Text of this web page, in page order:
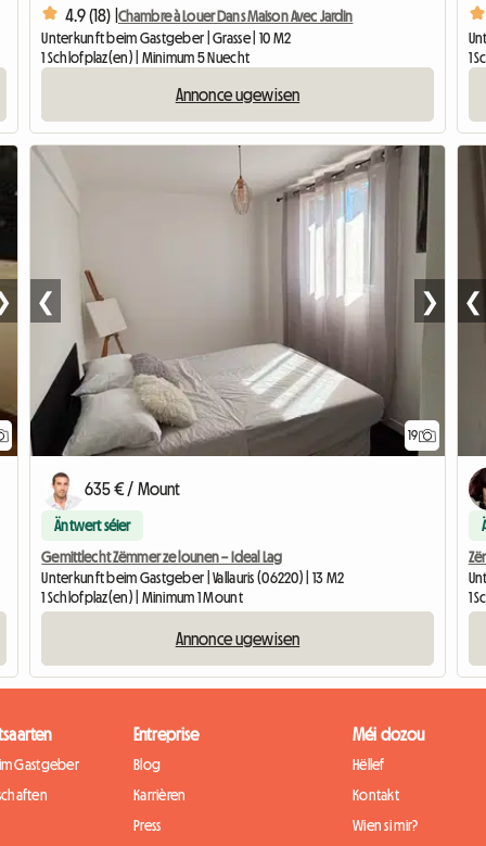
4.9 (18) | Chambre à Louer Dans Maison Avec Jardin
Unterkunft beim Gastgeber | Grasse | 10 M2
1 Schlofplaz(en) | Minimum 5 Nuecht
Annonce ugewisen
1
19
❮ ❯
635 € / Mount
Äntwert séier
Gemittlecht Zëmmer ze lounen – Ideal Lag
Unterkunft beim Gastgeber | Vallauris (06220) | 13 M2
1 Schlofplaz(en) | Minimum 1 Mount
Annonce ugewisen
❮
1
Gastgeber
Entreprise
Blog
Karrièren
Press
Méi dozou
Hëllef
Kontakt
Wien si mir?